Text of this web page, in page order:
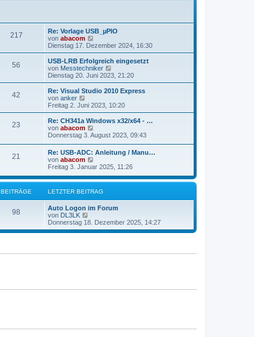
e
i
r
a
g
217
Re: Vorlage USB_µPIO
von abacom
e
u
e
s
t
r
B
e
i
r
g
Dienstag 17. Dezember 2024, 16:30
56
USB-LRB Erfolgreich eingesetzt
von Messtechniker
e
u
e
t
B
e
i
t
r
g
Dienstag 20. Juni 2023, 21:20
42
Re: Visual Studio 2010 Express
von anker
e
u
e
s
t
B
e
i
t
r
a
Freitag 2. Juni 2023, 10:20
23
Re: CH341a Windows x32/x64 - …
von abacom
e
e
s
e
r
B
e
i
t
a
Donnerstag 3. August 2023, 09:43
21
Re: USB-ADC: Anleitung / Manu…
von abacom
e
e
t
e
r
e
i
a
Freitag 3. Januar 2025, 11:26
BEITRÄGE LETZTER BEITRAG
98
Auto Logon im Forum
von DL3LK
e
u
Donnerstag 18. Dezember 2025, 14:27